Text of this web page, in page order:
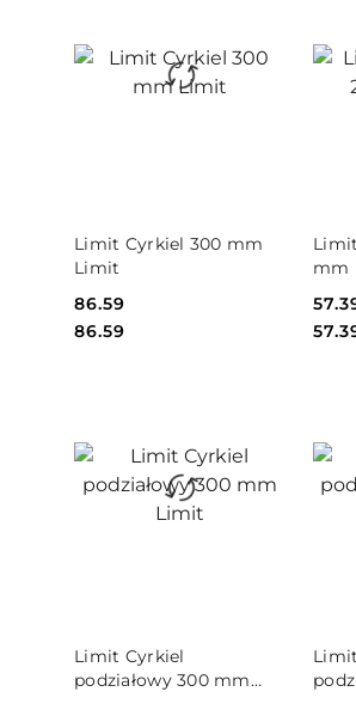
Limit Cyrkiel 300 mm
Limit
Cena:
86.59
Cena:
86.59
DO KOSZYKA
mm
Limit Cyrkiel
podziałowy 300 mm
DO KOSZYKA